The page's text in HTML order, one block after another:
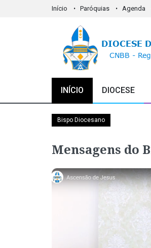
Início Paróquias Agenda
INÍCIO DIOCESE
Bispo Diocesano
Mensagens do